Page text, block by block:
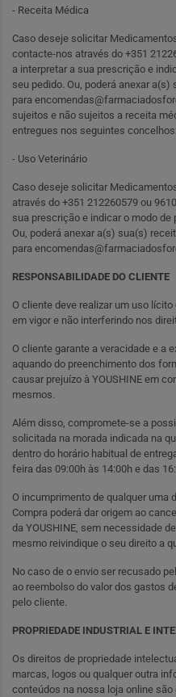
- Receita Médica
Caso deseje solicitar
contacte-nos através do +351
a interpretar a sua prescrição e
seu pedido. Ou, poderá anexar
para
sujeitos e não sujeitos a receita
entregues nos seguintes
- Uso Veterinário
Caso deseje solicitar
através do +351 212260579 ou
sua prescrição e indicar o modo de
Ou, poderá anexar a(s) sua(s)
para
RESPONSABILIDADE DO CLIENTE
O cliente deve realizar um uso
em vigor e não interferindo nos
O cliente garante a veracidade e a
aquando do preenchimento dos
causar prejuízo à YOUSHINE em
mesmos.
Além disso, compromete-se a
solicitada na morada indicada na
dentro do horário habitual de
feira das 09:00h às 14:00h e das
O incumprimento de qualquer uma
Compra poderá dar origem ao
da YOUSHINE, sem necessidade
mesmo reivindique o seu direito a
No caso de o envio ser recusado
ao reembolso do valor dos gastos
pelo cliente.
PROPRIEDADE INDUSTRIAL E
Os direitos de propriedade
marcas, logos ou qualquer outra
conteúdos na nossa loja online são